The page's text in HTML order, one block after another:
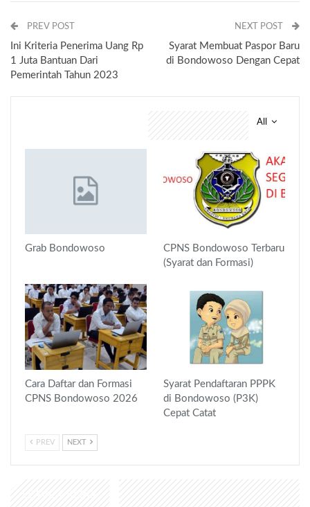
PREV POST
Ini Kriteria Penerima Uang Rp
1 Juta Bantuan Dari
Pemerintah Tahun 2023
NEXT POST
Syarat Membuat Paspor Baru
di Bondowoso Dengan Cepat
All
Grab Bondowoso
CPNS Bondowoso Terbaru
(Syarat dan Formasi)
Cara Daftar dan Formasi
CPNS Bondowoso 2026
Syarat Pendaftaran PPPK
di Bondowoso (P3K)
Cepat Catat
PREV NEXT
LEAVE A REPLY